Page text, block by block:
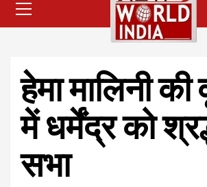
Menu
हेमा मालिनी की
में धर्मेंद्र को
सभा